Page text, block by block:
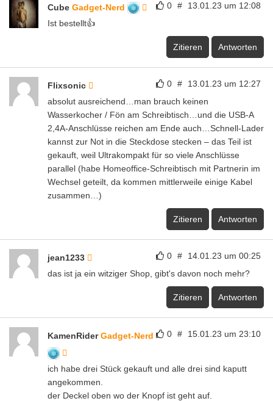
0 # 13.01.23 um 12:08
Cube Gadget-Nerd
Ist bestellt👍
Zitieren Antworten
0 # 13.01.23 um 12:27
Flixsonic
absolut ausreichend…man brauch keinen
Wasserkocher / Fön am Schreibtisch…und die USB-A
2,4A-Anschlüsse reichen am Ende auch…Schnell-Lader
kannst zur Not in die Steckdose stecken – das Teil ist
gekauft, weil Ultrakompakt für so viele Anschlüsse
parallel (habe Homeoffice-Schreibtisch mit Partnerin im
Wechsel geteilt, da kommen mittlerweile einige Kabel
zusammen…)
Zitieren Antworten
0 # 14.01.23 um 00:25
jean1233
das ist ja ein witziger Shop, gibt's davon noch mehr?
Zitieren Antworten
0 # 15.01.23 um 23:10
KamenRiderGadget-Nerd
ich habe drei Stück gekauft und alle drei sind kaputt
angekommen.
der Deckel oben wo der Knopf ist geht auf.